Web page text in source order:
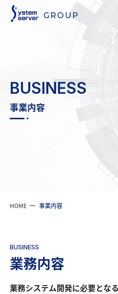
GROUP
BUSINESS
事業内容
HOME 事業内容
BUSINESS
業務内容
業務システム開発に必要とな